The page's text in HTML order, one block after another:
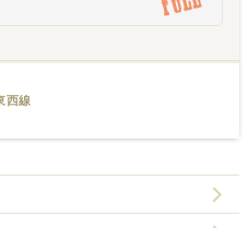
西線